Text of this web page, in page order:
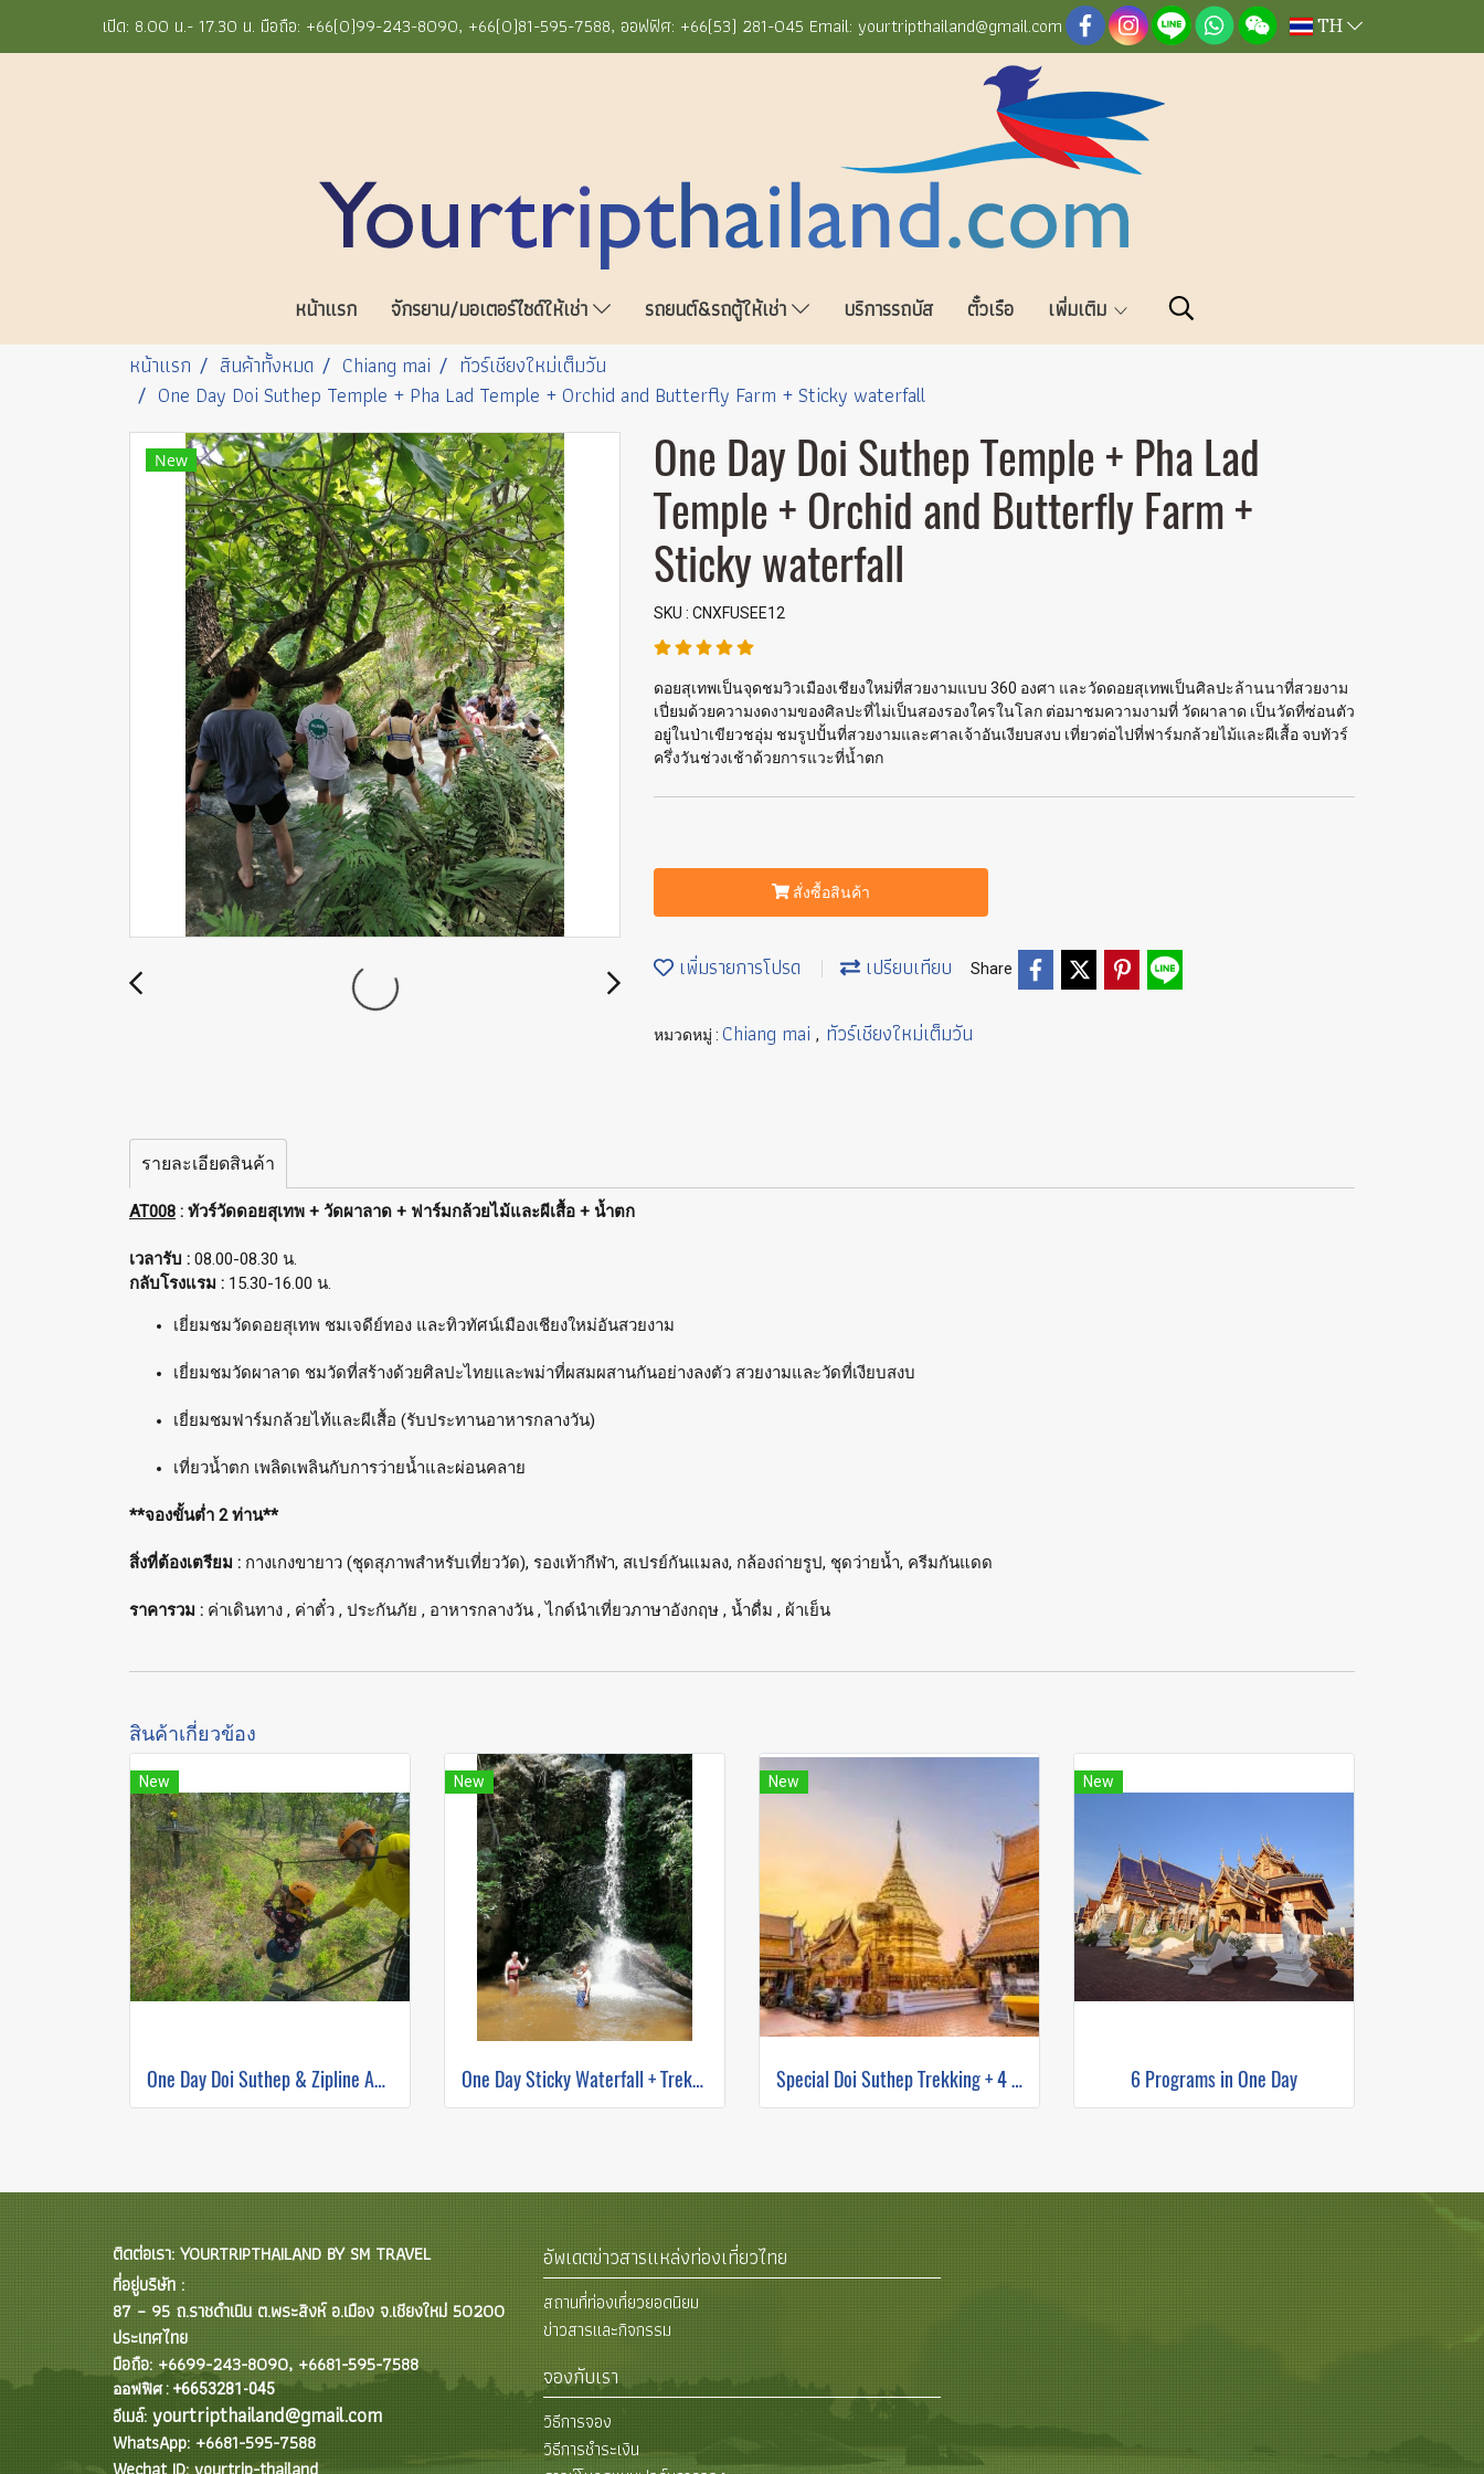
เปิด: 8.00 น.- 17.30 น. มือถือ: +66(0)99-243-8090, +66(0)81-595-7588, ออฟฟิศ: +66(53) 281-045 Email: yourtripthailand@gmail.com TH
หน้าแรก จักรยาน/มอเตอร์ไซด์ให้เช่า รถยนต์&รถตู้ให้เช่า บริการรถบัส ตั๋วเรือ
เพิ่มเติม
หน้าแรก
สินค้าทั้งหมด Chiang mai
ทัวร์เชียงใหม่เต็มวัน
One Day Doi Suthep Temple + Pha Lad Temple + Orchid and Butterfly Farm + Sticky waterfall
New
One Day Doi Suthep Temple + Pha Lad
Temple + Orchid and Butterfly Farm +
Sticky waterfall
SKU : CNXFUSEE12
ดอยสุเทพเป็นจุดชมวิวเมืองเชียงใหม่ที่สวยงามแบบ 360 องศา และวัดดอยสุเทพเป็นศิลปะล้านนาที่สวยงาม
เปี่ยมด้วยความงดงามของศิลปะที่ไม่เป็นสองรองใครในโลก ต่อมาชมความงามที่ วัดผาลาด เป็นวัดที่ซ่อนตัว
อยู่ในป่าเขียวชอุ่ม ชมรูปปั้นที่สวยงามและศาลเจ้าอันเงียบสงบ เที่ยวต่อไปที่ฟาร์มกล้วยไม้และผีเสื้อ จบทัวร์
ครึ่งวันช่วงเช้าด้วยการแวะที่น้ำตก
สั่งซื้อสินค้า
เพิ่มรายการโปรด เปรียบเทียบ Share
หมวดหมู่ : Chiang mai , ทัวร์เชียงใหม่เต็มวัน
รายละเอียดสินค้า
AT008 : ทัวร์วัดดอยสุเทพ + วัดผาลาด + ฟาร์มกล้วยไม้และผีเสื้อ + น้ำตก
เวลารับ : 08.00-08.30 น.
กลับโรงแรม : 15.30-16.00 น.
เยี่ยมชมวัดดอยสุเทพ ชมเจดีย์ทอง และทิวทัศน์เมืองเชียงใหม่อันสวยงาม
เยี่ยมชมวัดผาลาด ชมวัดที่สร้างด้วยศิลปะไทยและพม่าที่ผสมผสานกันอย่างลงตัว สวยงามและวัดที่เงียบสงบ
เยี่ยมชมฟาร์มกล้วยไท้และผีเสื้อ (รับประทานอาหารกลางวัน)
เที่ยวน้ำตก เพลิดเพลินกับการว่ายน้ำและผ่อนคลาย
**จองขั้นต่ำ 2 ท่าน**
สิ่งที่ต้องเตรียม : กางเกงขายาว (ชุดสุภาพสำหรับเที่ยววัด), รองเท้ากีฬา, สเปรย์กันแมลง, กล้องถ่ายรูป, ชุดว่ายน้ำ, ครีมกันแดด
ราคารวม : ค่าเดินทาง , ค่าตั๋ว , ประกันภัย , อาหารกลางวัน , ไกด์นำเที่ยวภาษาอังกฤษ , น้ำดื่ม , ผ้าเย็น
สินค้าเกี่ยวข้อง
New
One Day Doi Suthep & Zipline Adventure
New
One Day Sticky Waterfall + Trekking
New
Special Doi Suthep Trekking + 4 waterfall
New
6 Programs in One Day
ติดต่อเรา: YOURTRIPTHAILAND BY SM TRAVEL
ที่อยู่บริษัท :
87 – 95 ถ.ราชดำเนิน ต.พระสิงห์ อ.เมือง จ.เชียงใหม่ 50200
ประเทศไทย
มือถือ: +6699-243-8090, +6681-595-7588
ออฟฟิศ : +6653281-045
อีเมล์: yourtripthailand@gmail.com
WhatsApp: +6681-595-7588
Wechat ID: yourtrip-thailand
อัพเดตข่าวสารแหล่งท่องเที่ยวไทย
สถานที่ท่องเที่ยวยอดนิยม
ข่าวสารและกิจกรรม
จองกับเรา
วิธีการจอง
วิธีการชำระเงิน